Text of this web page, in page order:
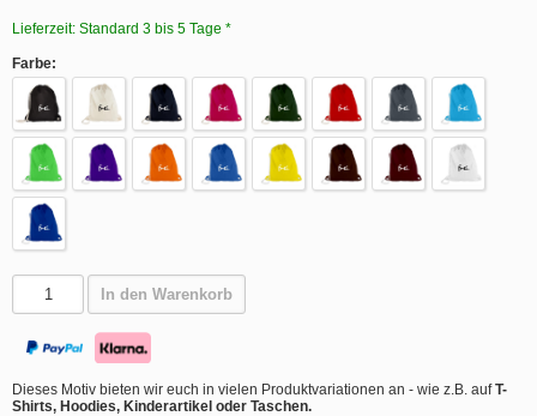
Lieferzeit: Standard 3 bis 5 Tage *
Farbe:
In den Warenkorb
Dieses Motiv bieten wir euch in vielen Produktvariationen an - wie z.B. aufT-
Shirts, Hoodies, Kinderartikel oder Taschen.